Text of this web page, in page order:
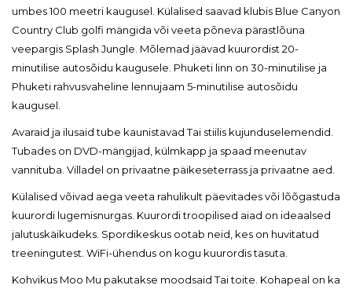
umbes 100 meetri kaugusel. Külalised saavad klubis Blue Canyon
Country Club golfi mängida või veeta põneva pärastlõuna
veepargis Splash Jungle. Mõlemad jäävad kuurordist 20-
minutilise autosõidu kaugusele. Phuketi linn on 30-minutilise ja
Phuketi rahvusvaheline lennujaam 5-minutilise autosõidu
kaugusel.
Avaraid ja ilusaid tube kaunistavad Tai stiilis kujunduselemendid.
Tubades on DVD-mängijad, külmkapp ja spaad meenutav
vannituba. Villadel on privaatne päikeseterrass ja privaatne aed.
Külalised võivad aega veeta rahulikult päevitades või lõõgastuda
kuurordi lugemisnurgas. Kuurordi troopilised aiad on ideaalsed
jalutuskäikudeks. Spordikeskus ootab neid, kes on huvitatud
treeningutest. WiFi-ühendus on kogu kuurordis tasuta.
Kohvikus Moo Mu pakutakse moodsaid Tai toite. Kohapeal on ka